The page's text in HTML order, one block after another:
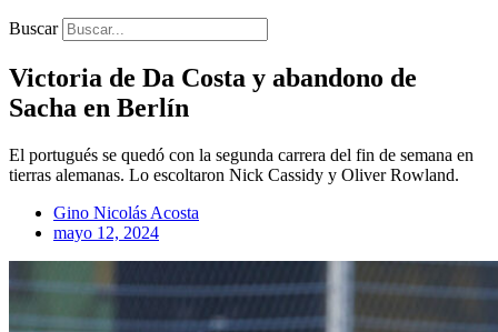
Buscar
Victoria de Da Costa y abandono de
Sacha en Berlín
El portugués se quedó con la segunda carrera del fin de semana en
tierras alemanas. Lo escoltaron Nick Cassidy y Oliver Rowland.
Gino Nicolás Acosta
mayo 12, 2024